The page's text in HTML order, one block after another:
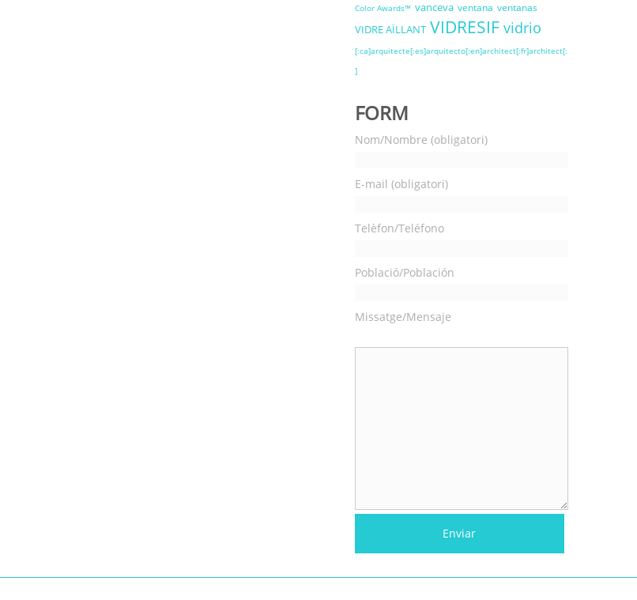
Color Awards™ vanceva ventana ventanas
VIDRE AÏLLANT VIDRESIF vidrio
[:ca]arquitecte[:es]arquitecto[:en]architect[:fr]architect[:
]
FORM
Nom/Nombre (obligatori)
E-mail (obligatori)
Telèfon/Teléfono
Població/Población
Missatge/Mensaje